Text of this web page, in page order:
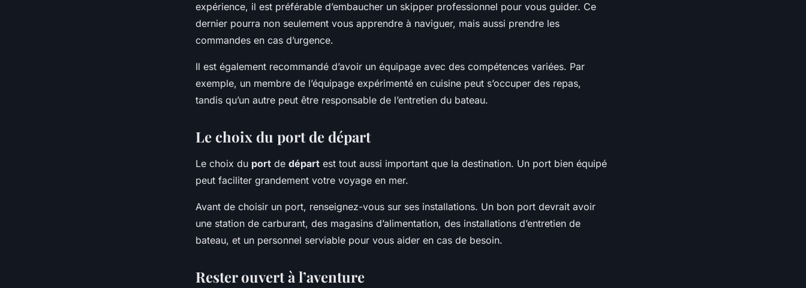
expérience, il est préférable d’embaucher un skipper professionnel pour vous guider. Ce
dernier pourra non seulement vous apprendre à naviguer, mais aussi prendre les
commandes en cas d’urgence.
Il est également recommandé d’avoir un équipage avec des compétences variées. Par
exemple, un membre de l’équipage expérimenté en cuisine peut s’occuper des repas,
tandis qu’un autre peut être responsable de l’entretien du bateau.
Le choix du port de départ
Le choix du port de départ est tout aussi important que la destination. Un port bien équipé
peut faciliter grandement votre voyage en mer.
Avant de choisir un port, renseignez-vous sur ses installations. Un bon port devrait avoir
une station de carburant, des magasins d’alimentation, des installations d’entretien de
bateau, et un personnel serviable pour vous aider en cas de besoin.
Rester ouvert à l’aventure